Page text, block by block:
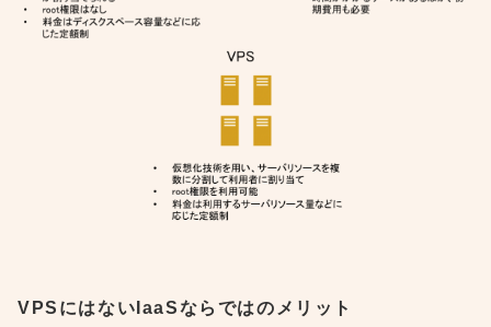
VPSにはないIaaSならではのメリット